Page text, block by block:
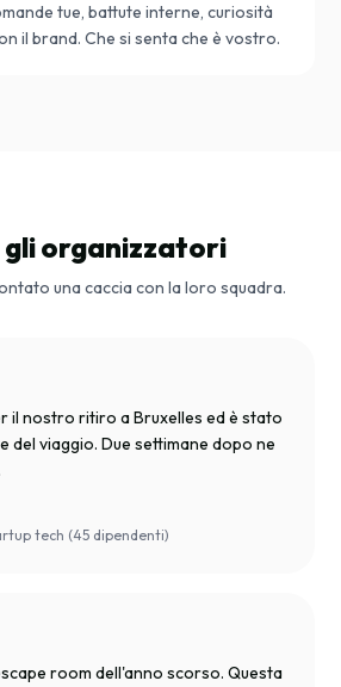
tue, battute interne, curiosità
il brand. Che si senta che è vostro.
gli organizzatori
una caccia con la loro squadra.
il nostro ritiro a Bruxelles ed è stato
del viaggio. Due settimane dopo ne
tech (45 dipendenti)
room dell'anno scorso. Questa